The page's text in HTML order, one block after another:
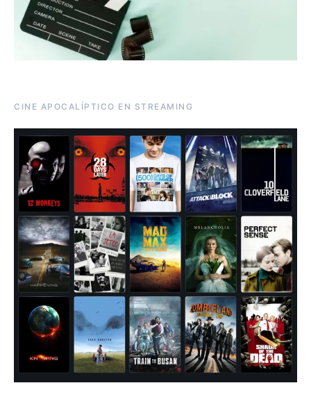
CINE APOCALÍPTICO EN STREAMING